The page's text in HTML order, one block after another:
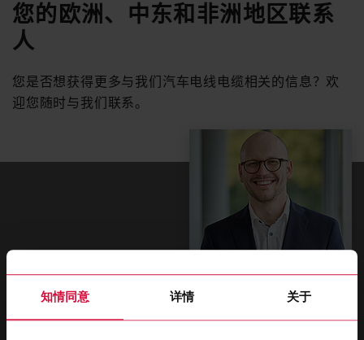
知情同意 详情 关于
您的欧洲、中东和非洲地区联系
人
您是否想获得更多与我们汽车电线电缆相关的信息？欢
迎您随时与我们联系。
Kenny Neutag